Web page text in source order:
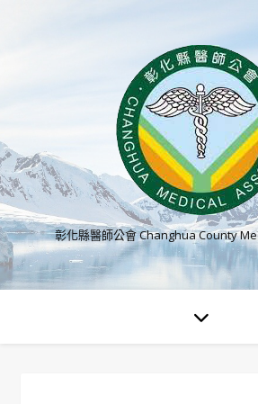
彰化縣醫師公會 Changhua County